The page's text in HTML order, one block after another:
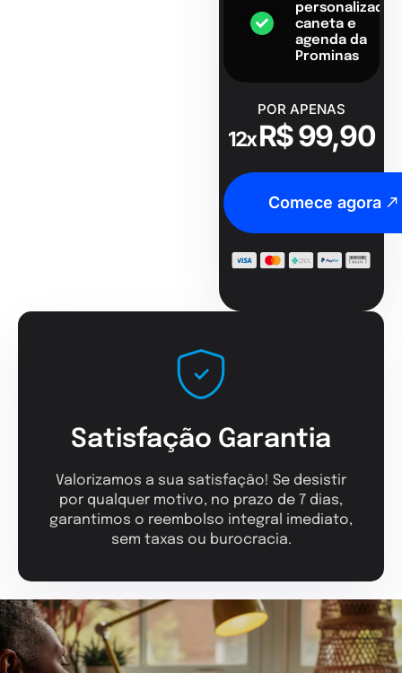
personalizado,
caneta e
agenda da
Prominas
POR APENAS
12xR$ 99,90
Comece agora
Satisfação Garantia
Valorizamos a sua satisfação! Se desistir
por qualquer motivo, no prazo de 7 dias,
garantimos o reembolso integral imediato,
sem taxas ou burocracia.